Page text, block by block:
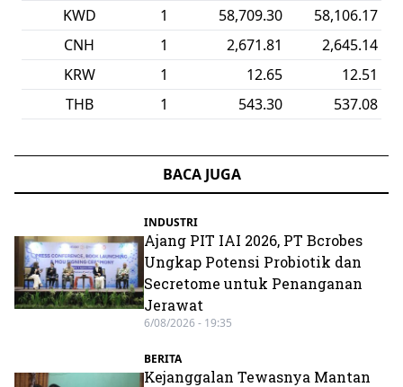
KWD
1 58,709.30
58,106.17
CNH
1 2,671.81
2,645.14
KRW
1 12.65
12.51
THB
1 543.30 537.08
BACA JUGA
INDUSTRI
Ajang PIT IAI 2026, PT Bcrobes
Ungkap Potensi Probiotik dan
Secretome untuk Penanganan
Jerawat
6/08/2026 - 19:35
BERITA
Kejanggalan Tewasnya Mantan